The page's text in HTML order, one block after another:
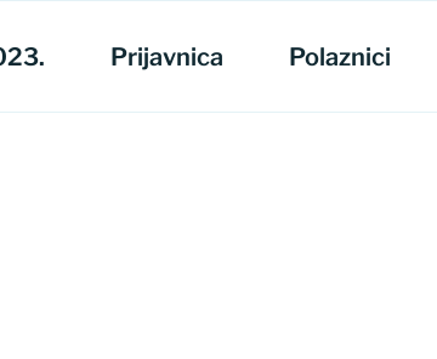
Prijavnica Polaznici